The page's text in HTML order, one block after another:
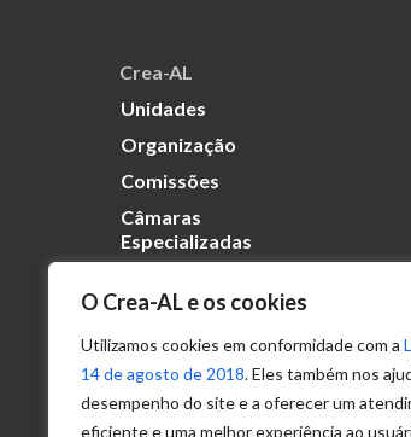
O Crea-AL e os cookies
Utilizamos cookies em conformidade com a
14 de agosto de 2018. Eles também nos
desempenho do site e a oferecer um
eficiente e uma melhor experiência ao
Crea-AL
Unidades
Organização
Comissões
Câmaras
Especializadas
Transparência
Portal
Acesso à
Informação